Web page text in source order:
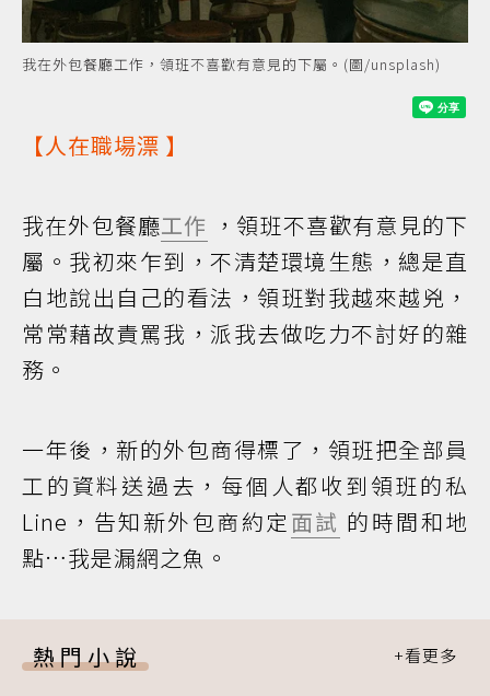
我在外包餐廳工作，領班不喜歡有意見的下屬。(圖/unsplash)
【人在職場漂 】
我在外包餐廳工作 ，領班不喜歡有意見的下
屬。我初來乍到，不清楚環境生態，總是直
白地說出自己的看法，領班對我越來越兇，
常常藉故責罵我，派我去做吃力不討好的雜
務。
一年後，新的外包商得標了，領班把全部員
工的資料送過去，每個人都收到領班的私
Line，告知新外包商約定 面試 的時間和地
點…我是漏網之魚。
熱門小說